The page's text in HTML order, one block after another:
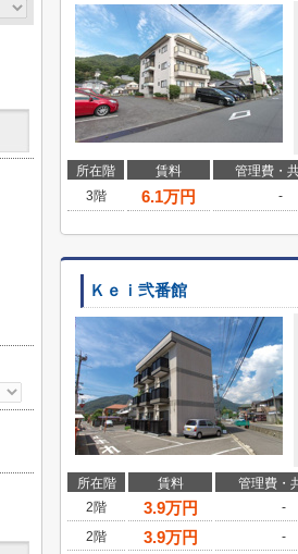
所在階 賃料 管理費・
3階
6.1万円 -
Ｋｅｉ弐番館
所在階 賃料 管理費・
2階
3.9万円 -
2階
3.9万円 -